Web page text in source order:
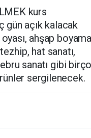
kurs
açık kalacak
ahşap
hat sanatı,
ebru sanatı gibi
sergilenecek.